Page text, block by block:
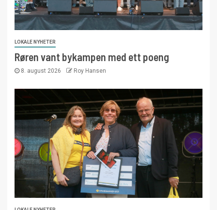
LOKALE NYHETER
Røren vant bykampen med ett poeng
8. august 2026 Roy Hansen